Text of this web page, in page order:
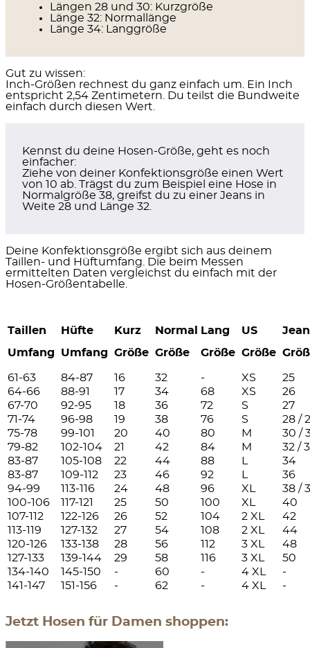
Längen 28 und 30: Kurzgröße
Länge 32: Normallänge
Länge 34: Langgröße
Gut zu wissen:
Inch-Größen rechnest du ganz einfach um. Ein Inch
entspricht 2,54 Zentimetern. Du teilst die Bundweite
einfach durch diesen Wert.
Kennst du deine Hosen-Größe, geht es noch
einfacher:
Ziehe von deiner Konfektionsgröße einen Wert
von 10 ab. Trägst du zum Beispiel eine Hose in
Normalgröße 38, greifst du zu einer Jeans in
Weite 28 und Länge 32.
Deine Konfektionsgröße ergibt sich aus deinem
Taillen- und Hüftumfang. Die beim Messen
ermittelten Daten vergleichst du einfach mit der
Hosen-Größentabelle.
Taillen
Umfang
Hüfte
Umfang
Kurz
Größe
Normal
Größe
Lang
Größe
US
Größe
61-63 84-87 16 32 - XS
25
64-66
88-91 17 34 68 XS
26
67-70
92-95 18 36 72 S
27
71-74
96-98 19 38 76 S
28 /
75-78
99-101 20 40 80 M
30 /
79-82
102-104 21 42 84 M
32 /
83-87
105-108 22 44 88
34
83-87
109-112 23 46 92
36
94-99
113-116 24 48 96 XL
38 /
100-106
117-121 25 50 100 XL
40
107-112
122-126 26 52 104 2 XL
42
113-119
127-132 27 54 108 2 XL
44
120-126
133-138 28 56 112 3 XL
48
127-133
139-144 29 58 116 3 XL
50
134-140
145-150 - 60 - 4 XL
-
141-147
151-156 - 62 - 4 XL -
Jetzt Hosen für Damen shoppen: